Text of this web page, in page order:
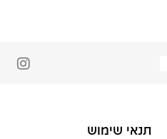
תנאי שימוש